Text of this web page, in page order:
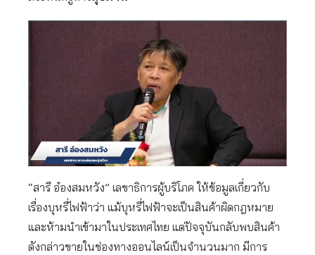
“สารี อ๋องสมหวัง” เลขาธิการผู้บริโภค ให้ข้อมูลเกี่ยวกับ
เรื่องบุหรี่ไฟฟ้าว่า แม้บุหรี่ไฟฟ้าจะเป็นสินค้าผิดกฎหมาย
และห้ามนำเข้ามาในประเทศไทย แต่ปัจจุบันกลับพบสินค้า
ดังกล่าวขายในช่องทางออนไลน์เป็นจำนวนมาก มีการ